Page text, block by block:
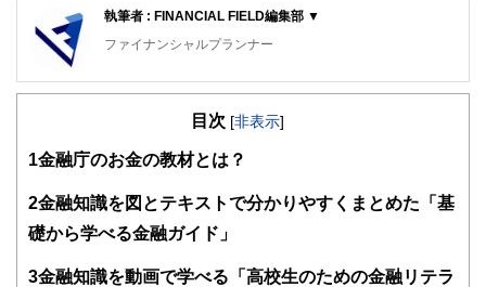
執筆者 : FINANCIAL FIELD編集部 ▼
ファイナンシャルプランナー
FinancialField編集部は、金融、経済に関する記事を、日々
知識がない方でも理解できるようわかりやすく発信していま
得者を中心に「お金や暮らし」に関する書籍・雑誌の編集経
験者で構成され、企画立案から記事掲載まですべての工程に
関わることで、読者目線のコンテンツを追求しています。
FinancialFieldの特徴は、ファイナンシャルプランナー、弁
目次 [非表示]
1金融庁のお金の教材とは？
2金融知識を図とテキストで分かりやすくまとめた「基
礎から学べる金融ガイド」
3金融知識を動画で学べる「高校生のための金融リテラ